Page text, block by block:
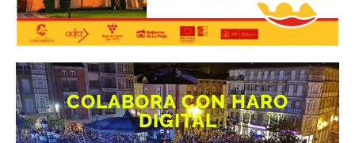
COLABORA CON HARO
DIGITAL